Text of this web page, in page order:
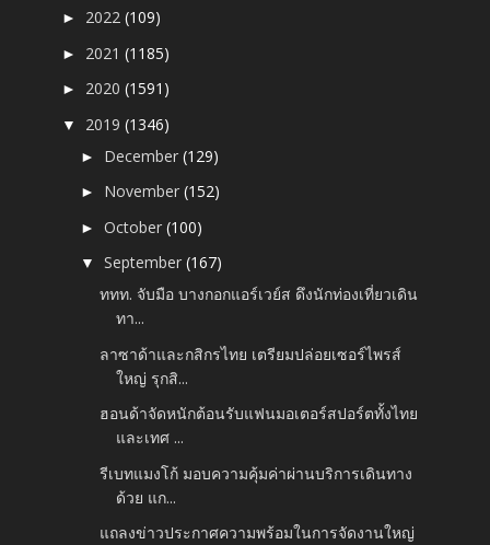
► 2022(109)
► 2021(1185)
► 2020(1591)
▼ 2019(1346)
► December(129)
► November(152)
►October(100)
▼September(167)
ททท. จับมือ บางกอกแอร์เวย์ส ดึงนักท่องเที่ยวเดิน
ทา...
ลาซาด้าและกสิกรไทย เตรียมปล่อยเซอร์ไพรส์
ใหญ่ รุกสิ...
ฮอนด้าจัดหนักต้อนรับแฟนมอเตอร์สปอร์ตทั้งไทย
และเทศ ...
รีเบทแมงโก้ มอบความคุ้มค่าผ่านบริการเดินทาง
ด้วย แก...
แถลงข่าวประกาศความพร้อมในการจัดงานใหญ่